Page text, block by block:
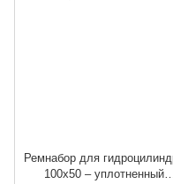
Ремнабор для
100х50 – уплотненный